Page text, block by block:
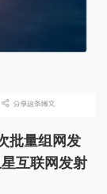
批量组网发
互联网发射